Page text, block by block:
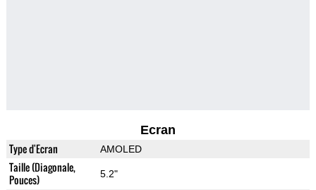
Ecran
Type d'Ecran AMOLED
Taille (Diagonale,
Pouces)
5.2"